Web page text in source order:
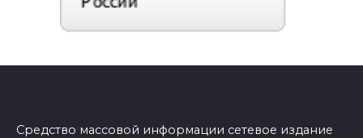
Средство массовой информации сетевое издание